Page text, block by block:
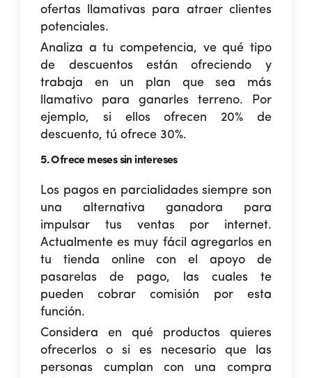
ofertas llamativas para atraer clientes
potenciales.
Analiza a tu competencia, ve qué tipo
de descuentos están ofreciendo y
trabaja en un plan que sea más
llamativo para ganarles terreno. Por
ejemplo, si ellos ofrecen 20% de
descuento, tú ofrece 30%.
5. Ofrece meses sin intereses
Los pagos en parcialidades siempre son
una alternativa ganadora para
impulsar tus ventas por internet.
Actualmente es muy fácil agregarlos en
tu tienda online con el apoyo de
pasarelas de pago, las cuales te
pueden cobrar comisión por esta
función.
Considera en qué productos quieres
ofrecerlos o si es necesario que las
personas cumplan con una compra